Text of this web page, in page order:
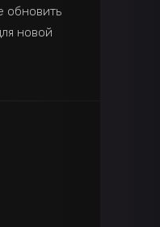
обновить
новой